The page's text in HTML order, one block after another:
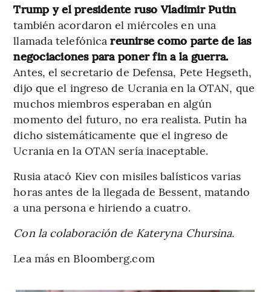
Trump y el presidente ruso Vladimir Putin
también acordaron el miércoles en una
llamada telefónicareunirse como parte de las
negociaciones para poner fin a la guerra.
Antes, el secretario de Defensa, Pete Hegseth,
dijo que el ingreso de Ucrania en la OTAN, que
muchos miembros esperaban en algún
momento del futuro, no era realista. Putin ha
dicho sistemáticamente que el ingreso de
Ucrania en la OTAN sería inaceptable.
Rusia atacó Kiev con misiles balísticos varias
horas antes de la llegada de Bessent, matando
a una persona e hiriendo a cuatro.
Con la colaboración de Kateryna Chursina.
Lea más en Bloomberg.com